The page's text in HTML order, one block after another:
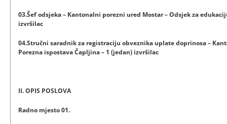
03.Šef odsjeka – Kantonalni porezni ured Mostar – Odsjek za
izvršilac
04.Stručni saradnik za registraciju obveznika uplate doprinosa –
Porezna ispostava Čapljina – 1 (jedan) izvršilac
II. OPIS POSLOVA
Radno mjesto 01.